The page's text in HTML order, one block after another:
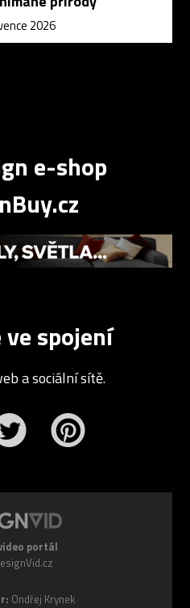
2026
e-shop
spojení
a sociální sítě.
portál
Ondřej Krynek